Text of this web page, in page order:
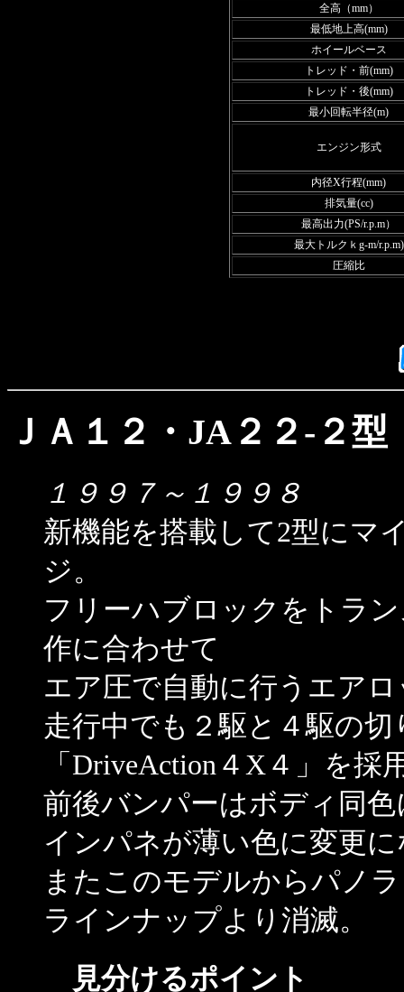
全高（mm）
最低地上高(mm)
ホイールベース
トレッド・前(mm)
トレッド・後(mm)
最小回転半径(m)
エンジン形式
内径X行程(mm)
排気量(cc)
最高出力(PS/r.p.m）
最大トルクｋg-m/r.p.m)
圧縮比
ＪＡ１２・JA２２-２型
１９９７～１９９８
新機能を搭載して2型にマ
ジ。
フリーハブロックをトラ
作に合わせて
エア圧で自動に行うエア
走行中でも２駆と４駆の
「DriveAction４X４」を採
前後バンパーはボディ同
インパネが薄い色に変更
またこのモデルからパノ
ラインナップより消滅。
見分けるポイント